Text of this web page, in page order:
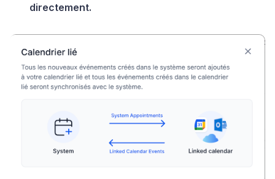
directement.